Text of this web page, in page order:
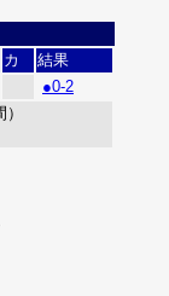
カ
結果
●0-2